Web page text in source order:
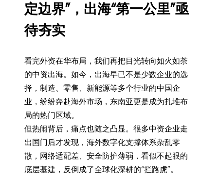
定边界”，出海“第一公里”亟
待夯实
看完外资在华布局，我们再把目光转向如火如荼
的中资出海。如今，出海早已不是少数企业的选
择，制造、零售、新能源等多个行业的中国企
业，纷纷奔赴海外市场，东南亚更是成为扎堆布
局的热门区域。
但热闹背后，痛点也随之凸显。很多中资企业走
出国门后才发现，海外数字化支撑体系杂乱零
散，网络适配差、安全防护薄弱，看似不起眼的
底层基建，反倒成了全球化深耕的“拦路虎”。